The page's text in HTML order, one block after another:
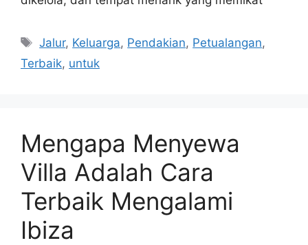
Tags
Jalur, Keluarga, Pendakian, Petualangan,
Terbaik, untuk
Mengapa Menyewa
Villa Adalah Cara
Terbaik Mengalami
Ibiza